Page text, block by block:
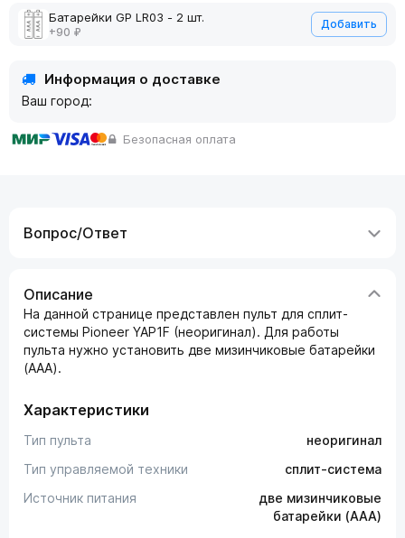
Батарейки GP LR03 - 2 шт.
+90 ₽
Добавить
Информация о доставке
Ваш город:
Безопасная оплата
Вопрос/Ответ
Описание
На данной странице представлен пульт для сплит-
системы Pioneer YAP1F (неоригинал). Для работы
пульта нужно установить две мизинчиковые батарейки
(AAA).
Характеристики
Тип пульта
неоригинал
Тип управляемой техники
сплит-система
Источник питания
две мизинчиковые
батарейки (AAA)